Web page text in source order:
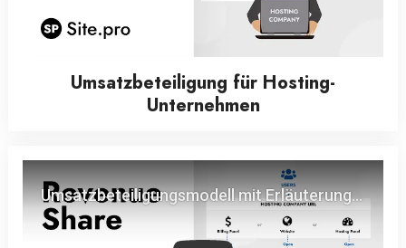
Umsatzbeteiligung für Hosting-
Unternehmen